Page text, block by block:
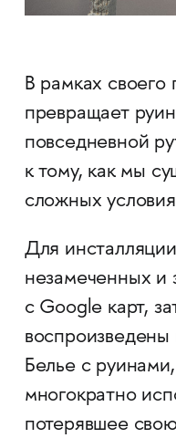
В рамках своего
превращает
повседневной
к тому, как мы
сложных
Для
незамеченных и
с Google карт,
Белье с
многократно
потерявшее